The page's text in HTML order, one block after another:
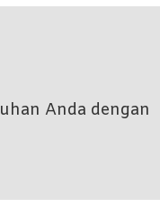
Anda dengan